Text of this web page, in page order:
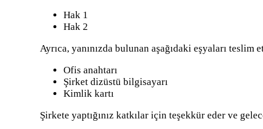
Hak 1
Hak 2
Ayrıca, yanınızda bulunan aşağıdaki eşyaları
Ofis anahtarı
Şirket dizüstü bilgisayarı
Kimlik kartı
Şirkete yaptığınız katkılar için teşekkür eder ve